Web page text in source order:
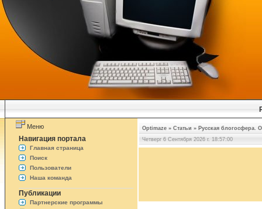
Меню
Навигация портала
Главная страница
Поиск
Пользователи
Наша команда
Публикации
Партнерские программы
Optimaze » Статьи » Русская блогосфера.
Четверг 6 Сентября 2026 г. 18:57:00